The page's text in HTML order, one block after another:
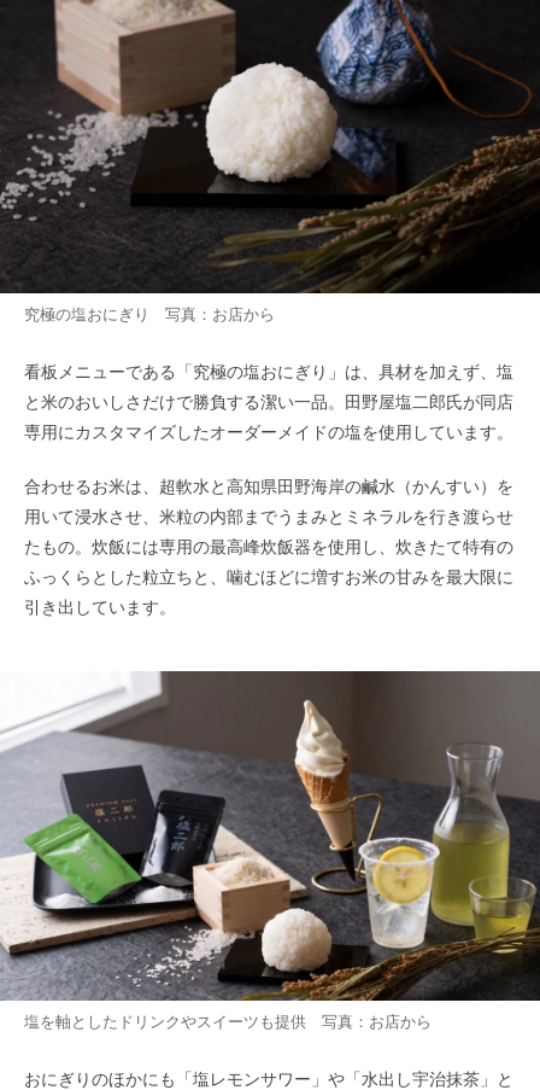
究極の塩おにぎり 写真：お店から
看板メニューである「究極の塩おにぎり」は、具材を加えず、塩
と米のおいしさだけで勝負する潔い一品。田野屋塩二郎氏が同店
専用にカスタマイズしたオーダーメイドの塩を使用しています。
合わせるお米は、超軟水と高知県田野海岸の鹹水（かんすい）を
用いて浸水させ、米粒の内部までうまみとミネラルを行き渡らせ
たもの。炊飯には専用の最高峰炊飯器を使用し、炊きたて特有の
ふっくらとした粒立ちと、噛むほどに増すお米の甘みを最大限に
引き出しています。
塩を軸としたドリンクやスイーツも提供 写真：お店から
おにぎりのほかにも「塩レモンサワー」や「水出し宇治抹茶」と